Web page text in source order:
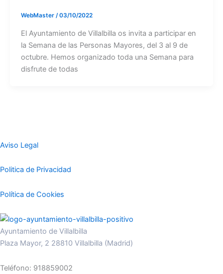
WebMaster /03/10/2022
El Ayuntamiento de Villalbilla os invita a participar en
la Semana de las Personas Mayores, del 3 al 9 de
octubre. Hemos organizado toda una Semana para
disfrute de todas
Aviso Legal
Politica de Privacidad
Política de Cookies
Ayuntamiento de Villalbilla
Plaza Mayor, 2 28810 Villalbilla (Madrid)
Teléfono: 918859002